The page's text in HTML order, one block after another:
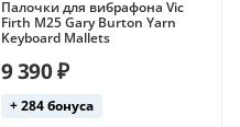
Палочки для вибрафона Vic
Firth M25 Gary Burton Yarn
Keyboard Mallets
9 390 ₽
+ 284 бонуса